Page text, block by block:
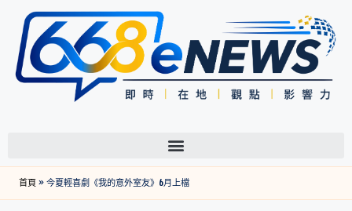
首頁»今夏輕喜劇《我的意外室友》6月上檔